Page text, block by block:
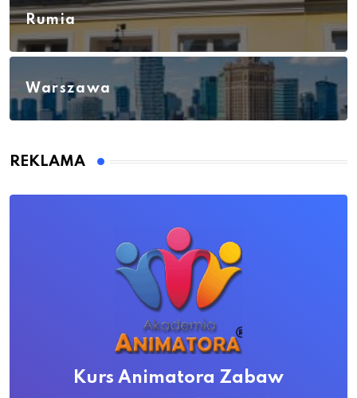
Rumia
Warszawa
REKLAMA
Kurs Animatora Zabaw